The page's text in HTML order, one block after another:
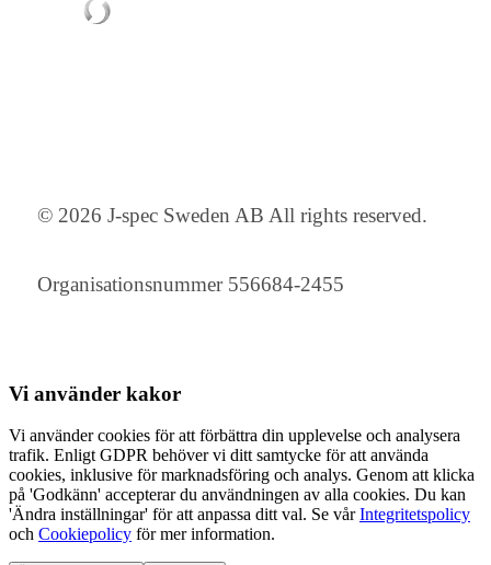
© 2026 J-spec Sweden AB All rights reserved.
Organisationsnummer 556684-2455
Vi använder kakor
Vi använder cookies för att förbättra din upplevelse och analysera
trafik. Enligt GDPR behöver vi ditt samtycke för att använda
cookies, inklusive för marknadsföring och analys. Genom att klicka
på 'Godkänn' accepterar du användningen av alla cookies. Du kan
'Ändra inställningar' för att anpassa ditt val. Se vårIntegritetspolicy
och Cookiepolicy för mer information.